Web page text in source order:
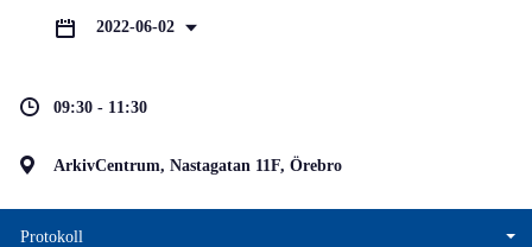
2022-06-02
09:30 - 11:30
ArkivCentrum, Nastagatan 11F, Örebro
Protokoll